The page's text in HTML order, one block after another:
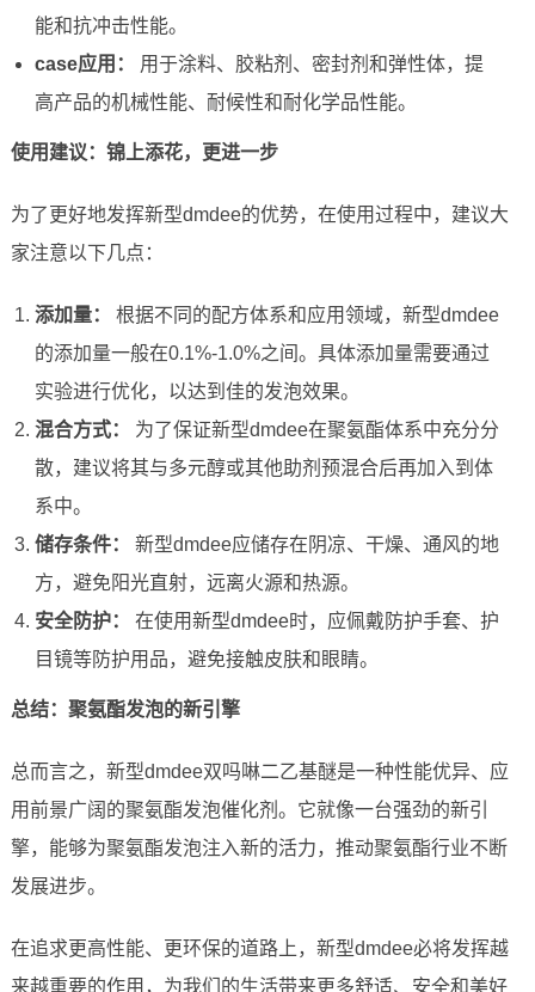
能和抗冲击性能。
case应用：
用于涂料、胶粘剂、密封剂和弹性体，提
高产品的机械性能、耐候性和耐化学品性能。
使用建议：锦上添花，更进一步
为了更好地发挥新型dmdee的优势，在使用过程中，建议大
家注意以下几点：
添加量：
根据不同的配方体系和应用领域，新型dmdee
的添加量一般在0.1%-1.0%之间。具体添加量需要通过
实验进行优化，以达到佳的发泡效果。
混合方式：
为了保证新型dmdee在聚氨酯体系中充分分
散，建议将其与多元醇或其他助剂预混合后再加入到体
系中。
储存条件：
新型dmdee应储存在阴凉、干燥、通风的地
方，避免阳光直射，远离火源和热源。
安全防护：
在使用新型dmdee时，应佩戴防护手套、护
目镜等防护用品，避免接触皮肤和眼睛。
总结：聚氨酯发泡的新引擎
总而言之，新型dmdee双吗啉二乙基醚是一种性能优异、应
用前景广阔的聚氨酯发泡催化剂。它就像一台强劲的新引
擎，能够为聚氨酯发泡注入新的活力，推动聚氨酯行业不断
发展进步。
在追求更高性能、更环保的道路上，新型dmdee必将发挥越
来越重要的作用，为我们的生活带来更多舒适、安全和美好